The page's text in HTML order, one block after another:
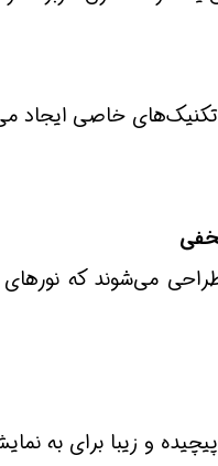
خاصی ایجاد
و زیبا برای به